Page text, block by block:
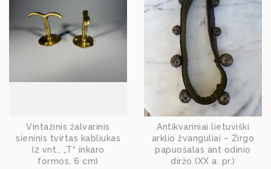
Vintažinis žalvarinis
sieninis tvirtas kabliukas
(2 vnt., „T“ inkaro
formos, 6 cm)
Antikvariniai lietuviški
arklio žvanguliai – Žirgo
papuošalas ant odinio
diržo (XX a. pr.)